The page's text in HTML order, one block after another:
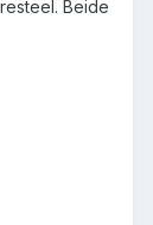
Beide